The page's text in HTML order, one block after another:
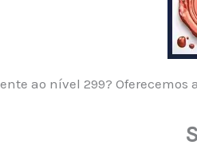
ao nível 299? Oferecemos